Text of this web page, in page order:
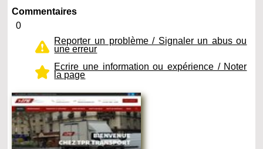
Commentaires
0
Reporter un problème / Signaler un abus ou
une erreur
Ecrire une information ou expérience / Noter
la page